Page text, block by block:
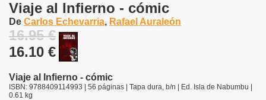
Viaje al Infierno - cómic
De Carlos Echevarria, Rafael Auraleón
16.95 €
16.10 €
Viaje al Infierno - cómic
ISBN: 9788409114993 | 56 páginas | Tapa dura, b/n | Ed. Isla de Nabumbu |
0.61 kg